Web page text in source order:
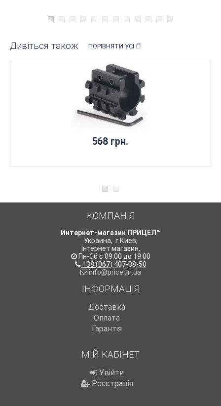
Дивіться також ПОРІВНЯТИ УСІ
568 грн.
КОМПАНІЯ
Интернет-магазин ПРИЦЕЛ™
Украина, г.Киев,
Інтернет магазин,
Пн-Сб с 09:00 до 19:00
+38 (067) 407-08-50
info@pricel.in.ua
ІНФОРМАЦІЯ
Доставка
Оплата
Гарантія
МІЙ КАБІНЕТ
Увійти
Реєстрація